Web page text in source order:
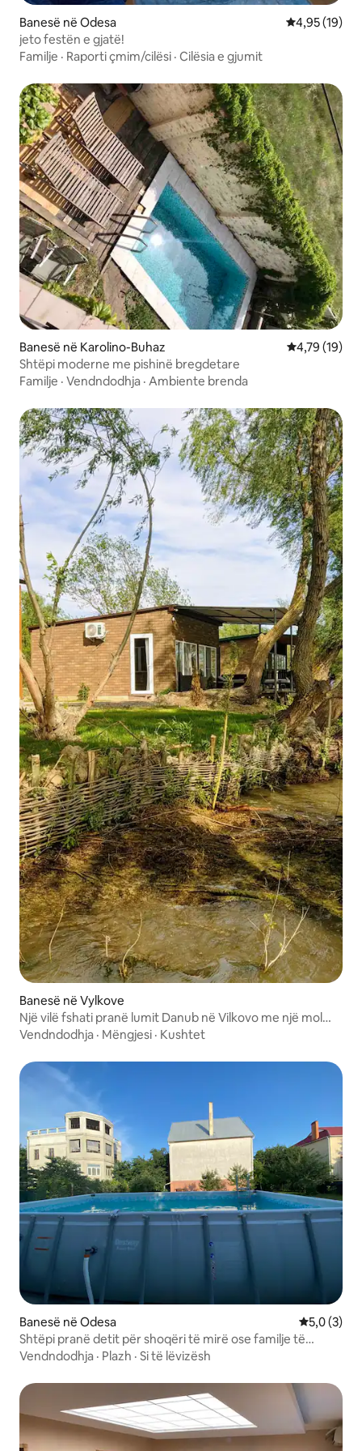
Banesë në Odesa Vlerësimi
4,95 (19)
jeto festën e gjatë!
Familje · Raporti çmim/cilësi · Cilësia e gjumit
Banesë në Karolino-Buhaz Vlerësimi
4,79 (19)
Shtëpi moderne me pishinë bregdetare
Familje · Vendndodhja · Ambiente brenda
Banesë në Vylkove
Një vilë fshati pranë lumit Danub në Vilkovo me një mol
dhe tarracë
Vendndodhja · Mëngjesi · Kushtet
Banesë në Odesa Vlerësimi
5,0 (3)
Shtëpi pranë detit për shoqëri të mirë ose familje të
madhe.
Vendndodhja · Plazh · Si të lëvizësh